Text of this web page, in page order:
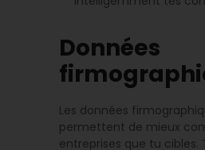
Données
Les données
permettent de mieux
entreprises que tu cibles.